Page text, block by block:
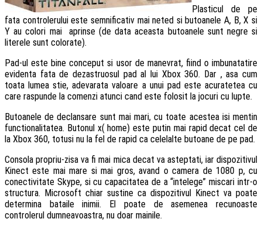
Plasticul de pe
fata controlerului este semnificativ mai neted si butoanele A, B, X si
Y au colori mai aprinse (de data aceasta butoanele sunt negre si
literele sunt colorate).
Pad-ul este bine conceput si usor de manevrat, fiind o imbunatatire
evidenta fata de dezastruosul pad al lui Xbox 360. Dar , asa cum
toata lumea stie, adevarata valoare a unui pad este acuratetea cu
care raspunde la comenzi atunci cand este folosit la jocuri cu lupte.
Butoanele de declansare sunt mai mari, cu toate acestea isi mentin
functionalitatea. Butonul x( home) este putin mai rapid decat cel de
la Xbox 360, totusi nu la fel de rapid ca celelalte butoane de pe pad.
Consola propriu-zisa va fi mai mica decat va asteptati, iar dispozitivul
Kinect este mai mare si mai gros, avand o camera de 1080 p, cu
conectivitate Skype, si cu capacitatea de a “intelege” miscari intr-o
structura. Microsoft chiar sustine ca dispozitivul Kinect va poate
determina bataile inimii. El poate de asemenea recunoaste
controlerul dumneavoastra, nu doar mainile.